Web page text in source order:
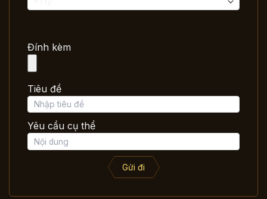
Đính kèm
Tiêu đề
Yêu cầu cụ thể
Gửi đi